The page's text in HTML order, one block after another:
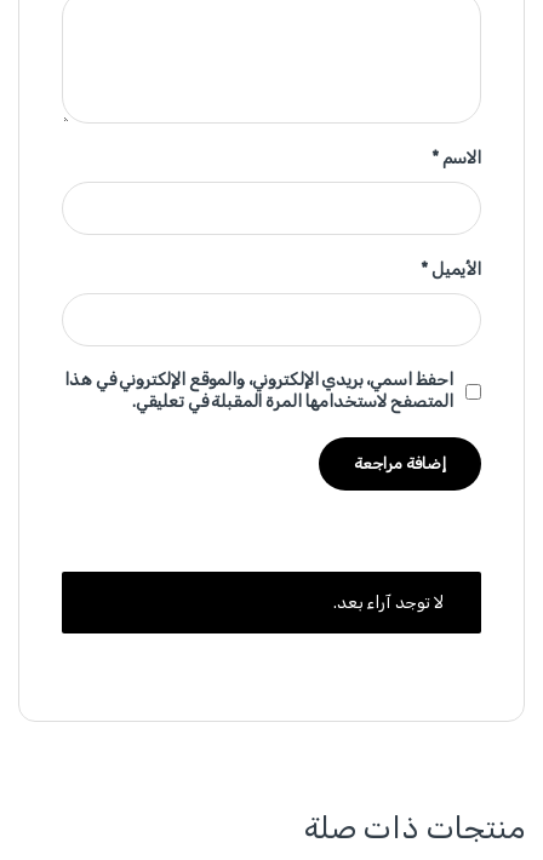
الاسم*
الأيميل*
احفظ اسمي، بريدي الإلكتروني، والموقع الإلكتروني في هذا
المتصفح لاستخدامها المرة المقبلة في تعليقي.
لا توجد آراء بعد.
منتجات ذات صلة